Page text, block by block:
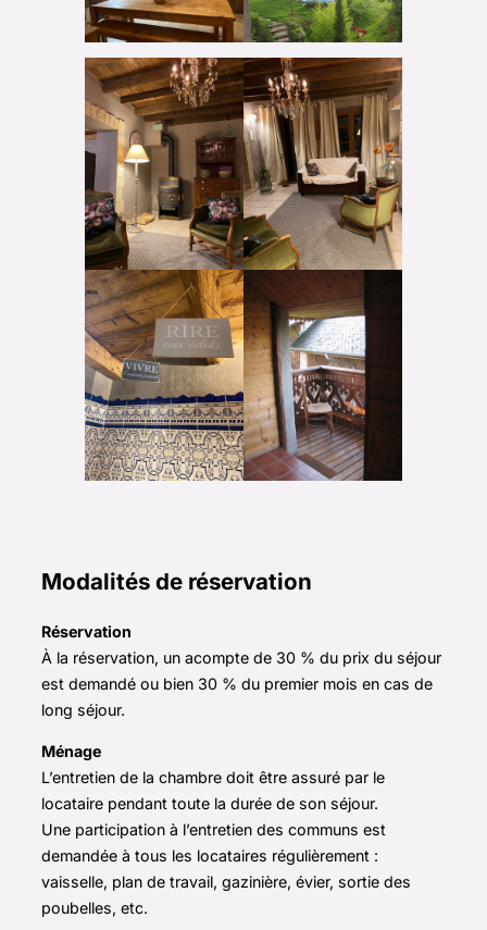
Modalités de réservation
Réservation
À la réservation, un acompte de 30 % du prix du séjour
est demandé ou bien 30 % du premier mois en cas de
long séjour.
Ménage
L’entretien de la chambre doit être assuré par le
locataire pendant toute la durée de son séjour.
Une participation à l’entretien des communs est
demandée à tous les locataires régulièrement :
vaisselle, plan de travail, gazinière, évier, sortie des
poubelles, etc.